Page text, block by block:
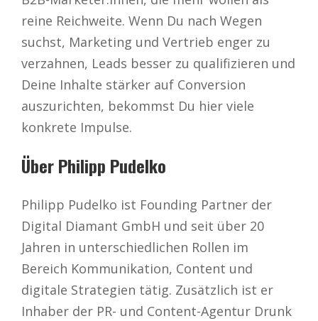
reine Reichweite. Wenn Du nach Wegen
suchst, Marketing und Vertrieb enger zu
verzahnen, Leads besser zu qualifizieren und
Deine Inhalte stärker auf Conversion
auszurichten, bekommst Du hier viele
konkrete Impulse.
Über Philipp Pudelko
Philipp Pudelko ist Founding Partner der
Digital Diamant GmbH und seit über 20
Jahren in unterschiedlichen Rollen im
Bereich Kommunikation, Content und
digitale Strategien tätig. Zusätzlich ist er
Inhaber der PR- und Content-Agentur Drunk